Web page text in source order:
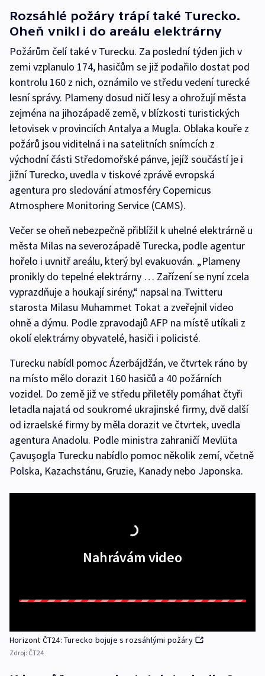
Rozsáhlé požáry trápí také Turecko.
Oheň vnikl i do areálu elektrárny
Požárům čelí také v Turecku. Za poslední týden jich v
zemi vzplanulo 174, hasičům se již podařilo dostat pod
kontrolu 160 z nich, oznámilo ve středu vedení turecké
lesní správy. Plameny dosud ničí lesy a ohrožují města
zejména na jihozápadě země, v blízkosti turistických
letovisek v provinciích Antalya a Mugla. Oblaka kouře z
požárů jsou viditelná i na satelitních snímcích z
východní části Středomořské pánve, jejíž součástí je i
jižní Turecko, uvedla v tiskové zprávě evropská
agentura pro sledování atmosféry Copernicus
Atmosphere Monitoring Service (CAMS).
Večer se oheň nebezpečně přiblížil k uhelné elektrárně u
města Milas na severozápadě Turecka, podle agentur
hořelo i uvnitř areálu, který byl evakuován. „Plameny
pronikly do tepelné elektrárny … Zařízení se nyní zcela
vyprazdňuje a houkají sirény,“ napsal na Twitteru
starosta Milasu Muhammet Tokat a zveřejnil video
ohně a dýmu. Podle zpravodajů AFP na místě utíkali z
okolí elektrárny obyvatelé, hasiči i policisté.
Turecku nabídl pomoc Ázerbájdžán, ve čtvrtek ráno by
na místo mělo dorazit 160 hasičů a 40 požárních
vozidel. Do země již ve středu přiletěly pomáhat čtyři
letadla najatá od soukromé ukrajinské firmy, dvě další
od izraelské firmy by měla dorazit ve čtvrtek, uvedla
agentura Anadolu. Podle ministra zahraničí Mevlüta
Çavuşogla Turecku nabídlo pomoc několik zemí, včetně
Polska, Kazachstánu, Gruzie, Kanady nebo Japonska.
Nahrávám video
Horizont ČT24: Turecko bojuje s rozsáhlými požáry
Zdroj: ČT24